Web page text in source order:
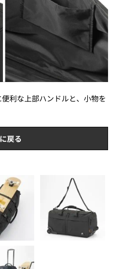
利な上部ハンドルと、小物を
戻る